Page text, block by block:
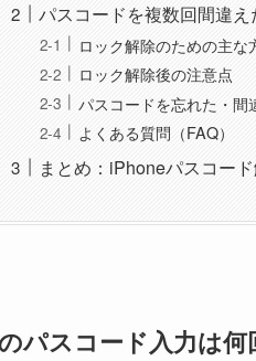
パスコードを複数回間違
ロック解除のための主な
ロック解除後の注意点
パスコードを忘れた・間
よくある質問（FAQ）
まとめ：iPhoneパスコー
パスコード入力は何